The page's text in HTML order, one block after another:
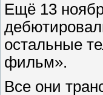
Ещё 13
остальные
фильм».
Все они